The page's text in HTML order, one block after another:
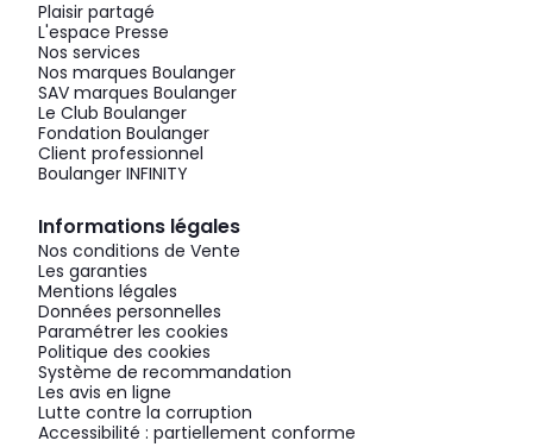
Plaisir partagé
L'espace Presse
Nos services
Nos marques Boulanger
SAV marques Boulanger
Le Club Boulanger
Fondation Boulanger
Client professionnel
Boulanger INFINITY
Informations légales
Nos conditions de Vente
Les garanties
Mentions légales
Données personnelles
Paramétrer les cookies
Politique des cookies
Système de recommandation
Les avis en ligne
Lutte contre la corruption
Accessibilité : partiellement conforme